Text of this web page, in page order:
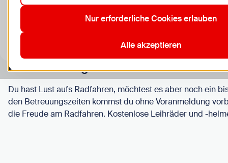
Beschreibung
Du hast Lust aufs Radfahren, möchtest es aber noch ein
den Betreuungszeiten kommst du ohne Voranmeldung
die Freude am Radfahren. Kostenlose Leihräder und -
Nur erforderliche Cookies erlauben
Alle akzeptieren